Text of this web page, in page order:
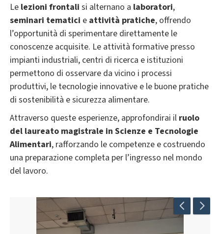
Le lezioni frontali si alternano a laboratori,
seminari tematici e attività pratiche, offrendo
l’opportunità di sperimentare direttamente le
conoscenze acquisite. Le attività formative presso
impianti industriali, centri di ricerca e istituzioni
permettono di osservare da vicino i processi
produttivi, le tecnologie innovative e le buone pratiche
di sostenibilità e sicurezza alimentare.
Attraverso queste esperienze, approfondirai il ruolo
del laureato magistrale in Scienze e Tecnologie
Alimentari, rafforzando le competenze e costruendo
una preparazione completa per l’ingresso nel mondo
del lavoro.